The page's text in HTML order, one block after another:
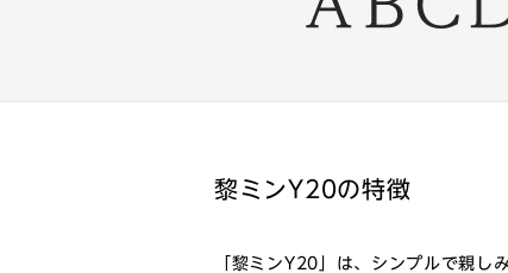
黎ミンY20の特徴
「黎ミンY20」は、シンプルで親し